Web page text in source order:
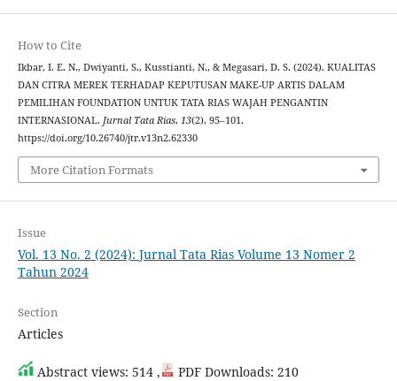
How to Cite
Ikbar, I. E. N., Dwiyanti, S., Kusstianti, N., & Megasari, D. S. (2024). KUALITAS
DAN CITRA MEREK TERHADAP KEPUTUSAN MAKE-UP ARTIS DALAM
PEMILIHAN FOUNDATION UNTUK TATA RIAS WAJAH PENGANTIN
INTERNASIONAL. Jurnal Tata Rias, 13(2), 95–101.
https://doi.org/10.26740/jtr.v13n2.62330
More Citation Formats
Issue
Vol. 13 No. 2 (2024): Jurnal Tata Rias Volume 13 Nomer 2
Tahun 2024
Section
Articles
Abstract views: 514 , PDF Downloads: 210